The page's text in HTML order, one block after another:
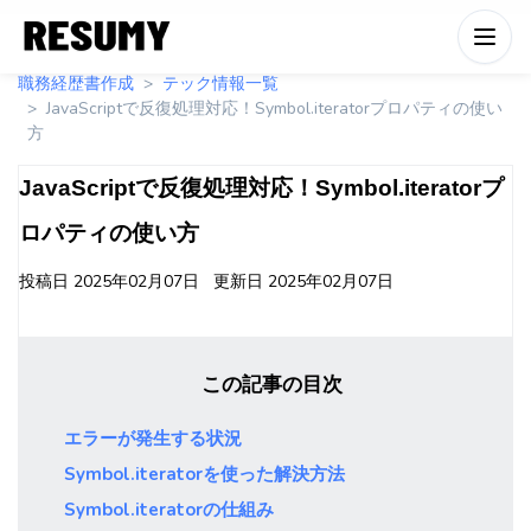
職務経歴書作成
テック情報一覧
JavaScriptで反復処理対応！Symbol.iteratorプロパティの使い
方
JavaScriptで反復処理対応！Symbol.iteratorプ
ロパティの使い方
投稿日 2025年02月07日 更新日 2025年02月07日
この記事の目次
エラーが発生する状況
Symbol.iteratorを使った解決方法
Symbol.iteratorの仕組み